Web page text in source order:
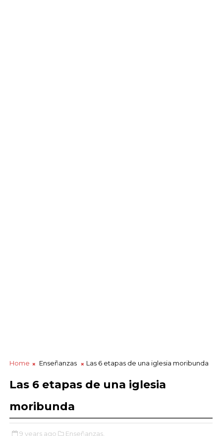
Home Enseñanzas Las 6 etapas de una iglesia moribunda
Las 6 etapas de una iglesia
moribunda
9 years ago Enseñanzas,